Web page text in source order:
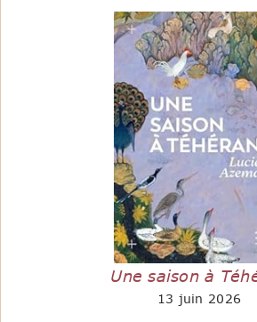
Une saison à
13 juin 2026